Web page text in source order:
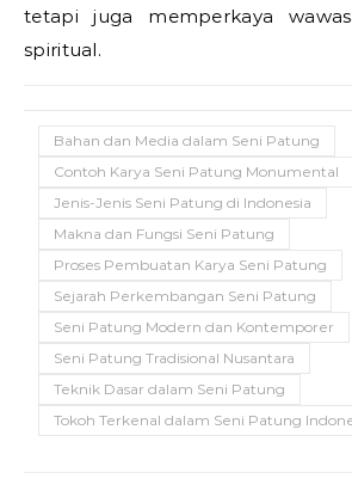
tetapi juga memperkaya
spiritual.
Bahan dan Media dalam Seni Patung
Contoh Karya Seni Patung Monumental
Jenis-Jenis Seni Patung di Indonesia
Makna dan Fungsi Seni Patung
Proses Pembuatan Karya Seni Patung
Sejarah Perkembangan Seni Patung
Seni Patung Modern dan Kontemporer
Seni Patung Tradisional Nusantara
Teknik Dasar dalam Seni Patung
Tokoh Terkenal dalam Seni Patung